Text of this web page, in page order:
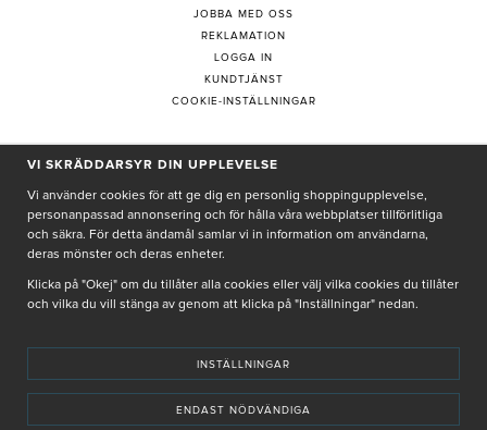
JOBBA MED OSS
REKLAMATION
LOGGA IN
KUNDTJÄNST
COOKIE-INSTÄLLNINGAR
PRENUMERERA PÅ NYHETSBREV
Genom att ge min e-post, accepterar jag Seth och Sallyintegritetspolicy
De uppgifter du matar in kommer endast användas till våra nyhetsbrev.
VI SKRÄDDARSYR DIN UPPLEVELSE
Vi använder cookies för att ge dig en personlig shoppingupplevelse,
personanpassad annonsering och för hålla våra webbplatser tillförlitliga
och säkra. För detta ändamål samlar vi in information om användarna,
deras mönster och deras enheter.
Klicka på "Okej" om du tillåter alla cookies eller välj vilka cookies du tillåter
och vilka du vill stänga av genom att klicka på "Inställningar" nedan.
INSTÄLLNINGAR
ENDAST NÖDVÄNDIGA